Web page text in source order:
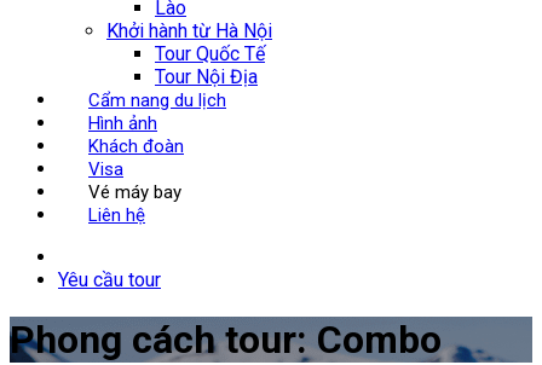
Lào
Khởi hành từ Hà Nội
Tour Quốc Tế
Tour Nội Địa
Cẩm nang du lịch
Hình ảnh
Khách đoàn
Visa
Vé máy bay
Liên hệ
Yêu cầu tour
Phong cách tour:Combo